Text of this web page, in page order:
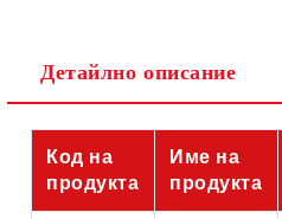
Ние ще се свържем с вас в
Детайлно описание
Код на
продукта
Име на
продукта